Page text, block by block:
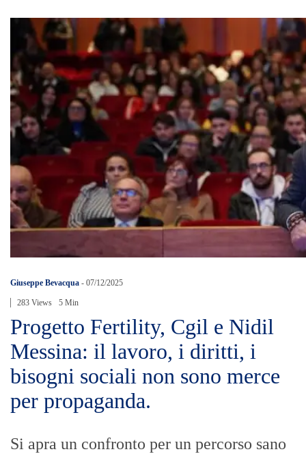
Giuseppe Bevacqua - 07/12/2025
283 Views 5 Min
Progetto Fertility, Cgil e Nidil
Messina: il lavoro, i diritti, i
bisogni sociali non sono merce
per propaganda.
Si apra un confronto per un percorso sano